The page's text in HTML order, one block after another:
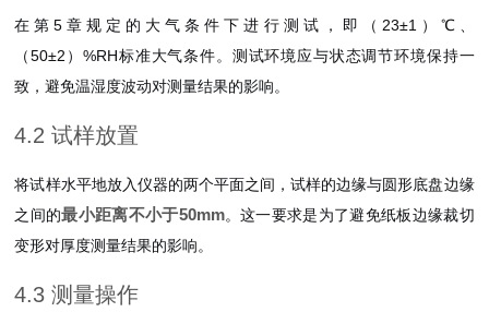
在第5章规定的大气条件下进行测试，即（23±1）℃、
（50±2）%RH标准大气条件。测试环境应与状态调节环境保持一
致，避免温湿度波动对测量结果的影响。
4.2 试样放置
将试样水平地放入仪器的两个平面之间，试样的边缘与圆形底盘边缘
之间的最小距离不小于50mm。这一要求是为了避免纸板边缘裁切
变形对厚度测量结果的影响。
4.3 测量操作